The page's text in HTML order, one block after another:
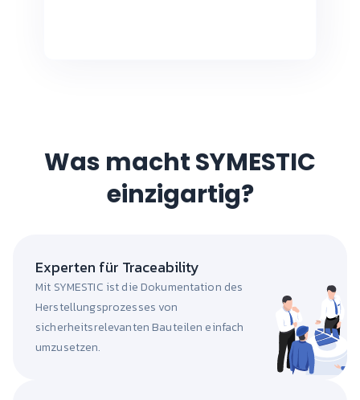
Was macht SYMESTIC
einzigartig?
Experten für Traceability
Mit SYMESTIC ist die Dokumentation des
Herstellungsprozesses von
sicherheitsrelevanten Bauteilen einfach
umzusetzen.